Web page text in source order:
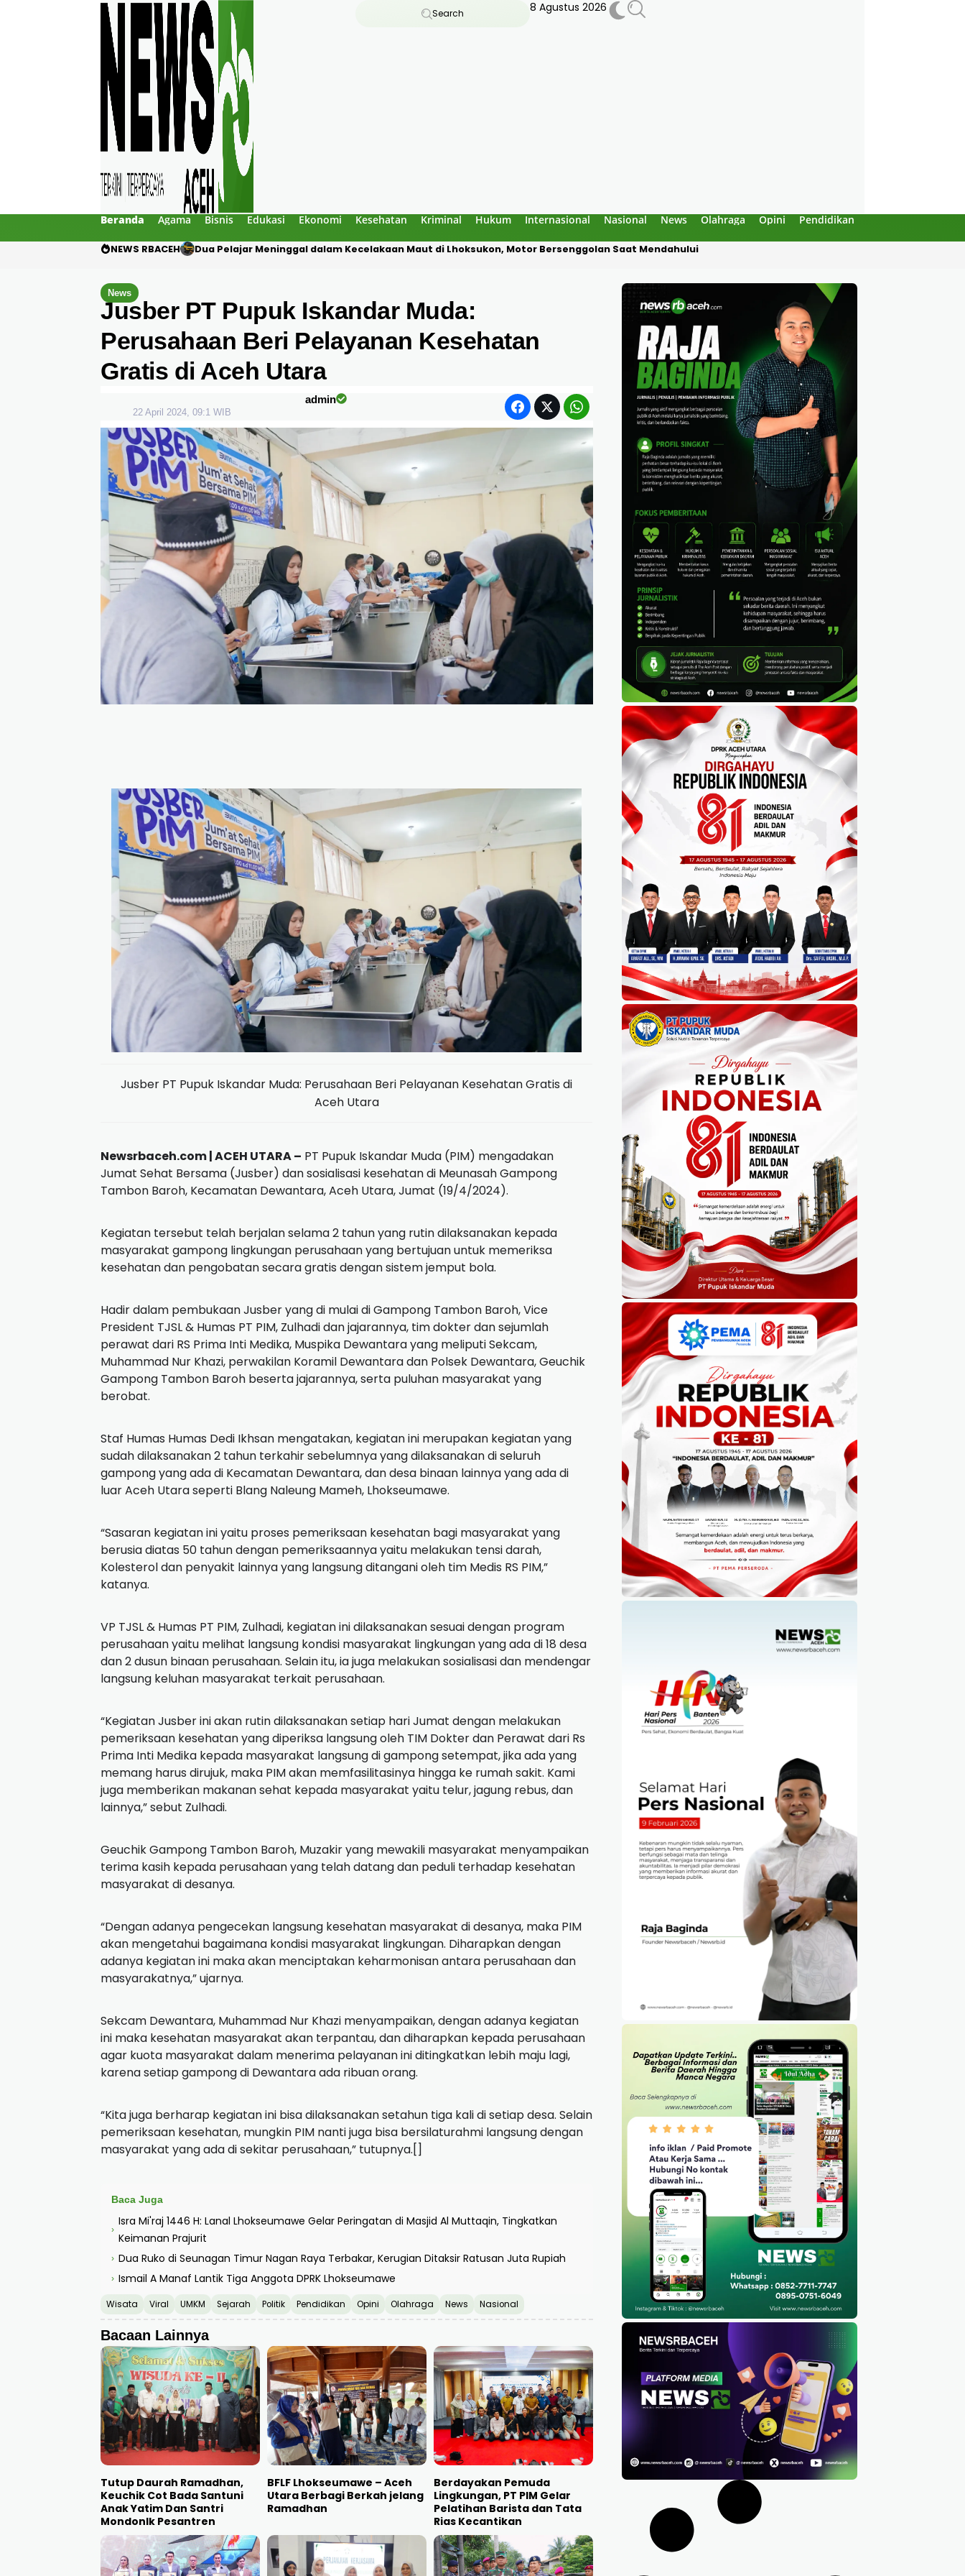
Search 8 Agustus 2026
Beranda Agama Bisnis Edukasi Ekonomi Kesehatan Kriminal Hukum Internasional Nasional News Olahraga Opini Pendidikan
NEWS RBACEH Gibran Tegur Kadisdik Bireuen, Temukan 1 Buku Dipakai 3 Siswa di SDN 7 Jangka Bireuen: “Enggak Boleh!”
News
Jusber PT Pupuk Iskandar Muda:
Perusahaan Beri Pelayanan Kesehatan
Gratis di Aceh Utara
admin
22 April 2024, 09:1 WIB
Jusber PT Pupuk Iskandar Muda: Perusahaan Beri Pelayanan Kesehatan Gratis di
Aceh Utara
Newsrbaceh.com | ACEH UTARA – PT Pupuk Iskandar Muda (PIM) mengadakan
Jumat Sehat Bersama (Jusber) dan sosialisasi kesehatan di Meunasah Gampong
Tambon Baroh, Kecamatan Dewantara, Aceh Utara, Jumat (19/4/2024).
Kegiatan tersebut telah berjalan selama 2 tahun yang rutin dilaksanakan kepada
masyarakat gampong lingkungan perusahaan yang bertujuan untuk memeriksa
kesehatan dan pengobatan secara gratis dengan sistem jemput bola.
Hadir dalam pembukaan Jusber yang di mulai di Gampong Tambon Baroh, Vice
President TJSL & Humas PT PIM, Zulhadi dan jajarannya, tim dokter dan sejumlah
perawat dari RS Prima Inti Medika, Muspika Dewantara yang meliputi Sekcam,
Muhammad Nur Khazi, perwakilan Koramil Dewantara dan Polsek Dewantara, Geuchik
Gampong Tambon Baroh beserta jajarannya, serta puluhan masyarakat yang
berobat.
Staf Humas Humas Dedi Ikhsan mengatakan, kegiatan ini merupakan kegiatan yang
sudah dilaksanakan 2 tahun terkahir sebelumnya yang dilaksanakan di seluruh
gampong yang ada di Kecamatan Dewantara, dan desa binaan lainnya yang ada di
luar Aceh Utara seperti Blang Naleung Mameh, Lhokseumawe.
“Sasaran kegiatan ini yaitu proses pemeriksaan kesehatan bagi masyarakat yang
berusia diatas 50 tahun dengan pemeriksaannya yaitu melakukan tensi darah,
Kolesterol dan penyakit lainnya yang langsung ditangani oleh tim Medis RS PIM,”
katanya.
VP TJSL & Humas PT PIM, Zulhadi, kegiatan ini dilaksanakan sesuai dengan program
perusahaan yaitu melihat langsung kondisi masyarakat lingkungan yang ada di 18 desa
dan 2 dusun binaan perusahaan. Selain itu, ia juga melakukan sosialisasi dan mendengar
langsung keluhan masyarakat terkait perusahaan.
“Kegiatan Jusber ini akan rutin dilaksanakan setiap hari Jumat dengan melakukan
pemeriksaan kesehatan yang diperiksa langsung oleh TIM Dokter dan Perawat dari Rs
Prima Inti Medika kepada masyarakat langsung di gampong setempat, jika ada yang
memang harus dirujuk, maka PIM akan memfasilitasinya hingga ke rumah sakit. Kami
juga memberikan makanan sehat kepada masyarakat yaitu telur, jagung rebus, dan
lainnya,” sebut Zulhadi.
Geuchik Gampong Tambon Baroh, Muzakir yang mewakili masyarakat menyampaikan
terima kasih kepada perusahaan yang telah datang dan peduli terhadap kesehatan
masyarakat di desanya.
“Dengan adanya pengecekan langsung kesehatan masyarakat di desanya, maka PIM
akan mengetahui bagaimana kondisi masyarakat lingkungan. Diharapkan dengan
adanya kegiatan ini maka akan menciptakan keharmonisan antara perusahaan dan
masyarakatnya,” ujarnya.
Sekcam Dewantara, Muhammad Nur Khazi menyampaikan, dengan adanya kegiatan
ini maka kesehatan masyarakat akan terpantau, dan diharapkan kepada perusahaan
agar kuota masyarakat dalam menerima pelayanan ini ditingkatkan lebih maju lagi,
karena setiap gampong di Dewantara ada ribuan orang.
“Kita juga berharap kegiatan ini bisa dilaksanakan setahun tiga kali di setiap desa. Selain
pemeriksaan kesehatan, mungkin PIM nanti juga bisa bersilaturahmi langsung dengan
masyarakat yang ada di sekitar perusahaan,” tutupnya.[]
Baca Juga
›
Isra Mi'raj 1446 H: Lanal Lhokseumawe Gelar Peringatan di Masjid Al Muttaqin, Tingkatkan
Keimanan Prajurit
› Dua Ruko di Seunagan Timur Nagan Raya Terbakar, Kerugian Ditaksir Ratusan Juta Rupiah
› Ismail A Manaf Lantik Tiga Anggota DPRK Lhokseumawe
Wisata Viral UMKM Sejarah Politik Pendidikan Opini Olahraga News Nasional
Bacaan Lainnya
Tutup Daurah Ramadhan,
Keuchik Cot Bada Santuni
Anak Yatim Dan Santri
Mondonlk Pesantren
BFLF Lhokseumawe – Aceh
Utara Berbagi Berkah jelang
Ramadhan
Berdayakan Pemuda
Lingkungan, PT PIM Gelar
Pelatihan Barista dan Tata
Rias Kecantikan